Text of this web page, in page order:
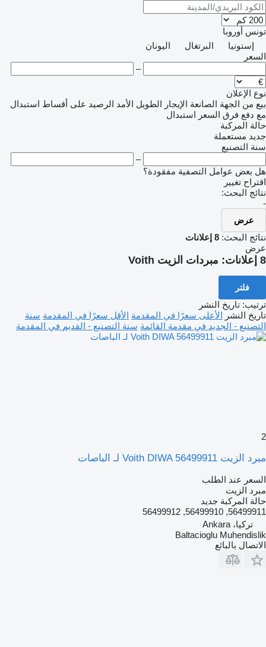
تونس أوروبا
إستونيا
البرتغال
اليونان
السعر
–
نوع الإعلان
بيع من الجهة الصانعة الإيجار الطويل الأمد الرصيد على أقساط استبدال
مع دفع فرق السعر استبدال
حالة المركبة
جديد مستعملة
سنة التصنيع
–
هل بعض عوامل التصفية مفقودة؟
اقتراح تغيير
نتائج البحث:
-
عرض
نتائج البحث: 8 إعلانات
عرض
8 إعلانات: مبردات الزيت Voith
فلتر
ترتيب: تاريخ النشر
تاريخ النشر الأعلى سعرًا في المقدمة الأقل سعرًا في المقدمة سنة
التصنيع - الجديد في مقدمة القائمة سنة التصنيع - القديم في المقدمة
2
مبرد الزيت Voith DIWA 56499911 لـ الباصات
السعر عند الطلب
مبرد الزيت
حالة المركبة جديد
56499911, 56499910, 56499912
تركيا، Ankara
Baltacioglu Muhendislik
الاتصال بالبائع